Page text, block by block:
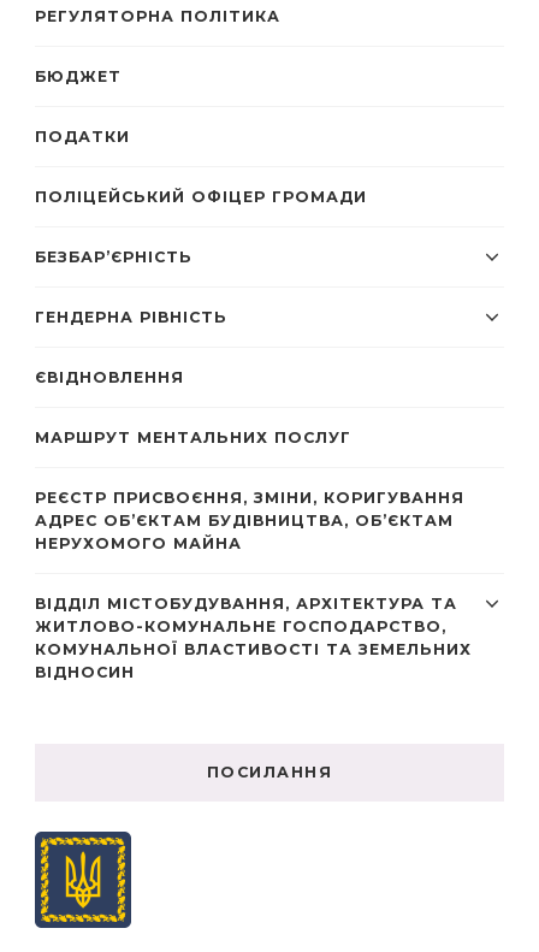
РЕГУЛЯТОРНА ПОЛІТИКА
БЮДЖЕТ
ПОДАТКИ
ПОЛІЦЕЙСЬКИЙ ОФІЦЕР ГРОМАДИ
БЕЗБАР’ЄРНІСТЬ
ГЕНДЕРНА РІВНІСТЬ
ЄВІДНОВЛЕННЯ
МАРШРУТ МЕНТАЛЬНИХ ПОСЛУГ
РЕЄСТР ПРИСВОЄННЯ, ЗМІНИ, КОРИГУВАННЯ
АДРЕС ОБ’ЄКТАМ БУДІВНИЦТВА, ОБ’ЄКТАМ
НЕРУХОМОГО МАЙНА
ВІДДІЛ МІСТОБУДУВАННЯ, АРХІТЕКТУРА ТА
ЖИТЛОВО-КОМУНАЛЬНЕ ГОСПОДАРСТВО,
КОМУНАЛЬНОЇ ВЛАСТИВОСТІ ТА ЗЕМЕЛЬНИХ
ВІДНОСИН
ПОСИЛАННЯ